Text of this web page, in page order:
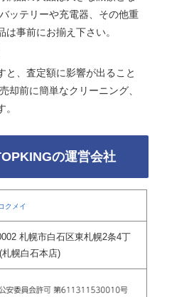
ッテリーや充電器、その他重
は事前にお揃え下さい。
と、査定額に影響が出ること
却前に簡単なクリーニング、
の運営会社
クメイ
札幌市白石区東札幌2条4丁
札幌白石本店)